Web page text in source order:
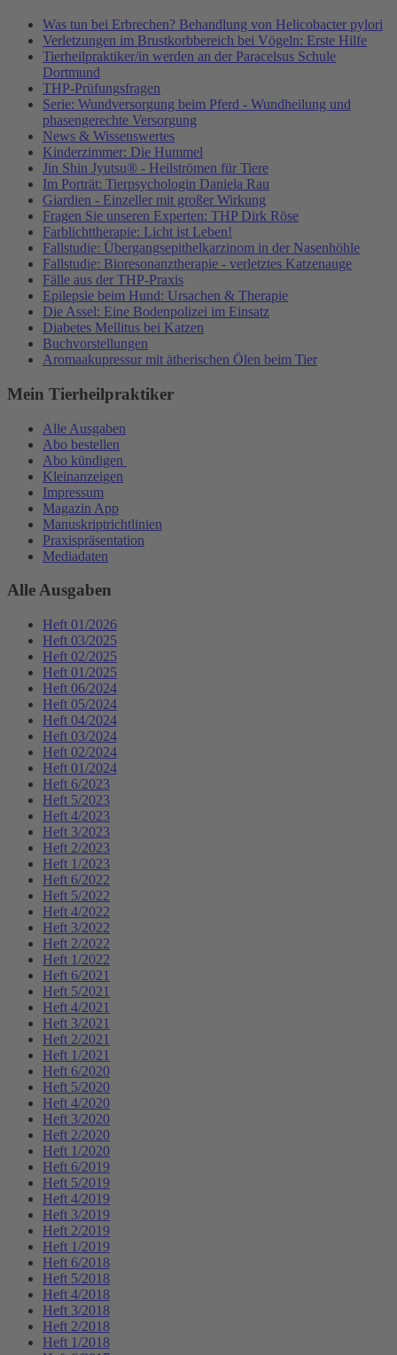
Was tun bei Erbrechen? Behandlung von Helicobacter pylori
Verletzungen im Brustkorbbereich bei Vögeln: Erste Hilfe
Tierheilpraktiker/in werden an der Paracelsus Schule
Dortmund
THP-Prüfungsfragen
Serie: Wundversorgung beim Pferd - Wundheilung und
phasengerechte Versorgung
News & Wissenswertes
Kinderzimmer: Die Hummel
Jin Shin Jyutsu® - Heilströmen für Tiere
Im Porträt: Tierpsychologin Daniela Rau
Giardien - Einzeller mit großer Wirkung
Fragen Sie unseren Experten: THP Dirk Röse
Farblichttherapie: Licht ist Leben!
Fallstudie: Übergangsepithelkarzinom in der Nasenhöhle
Fallstudie: Bioresonanztherapie - verletztes Katzenauge
Fälle aus der THP-Praxis
Epilepsie beim Hund: Ursachen & Therapie
Die Assel: Eine Bodenpolizei im Einsatz
Diabetes Mellitus bei Katzen
Buchvorstellungen
Aromaakupressur mit ätherischen Ölen beim Tier
Mein Tierheilpraktiker
Alle Ausgaben
Abo bestellen
Abo kündigen
Kleinanzeigen
Impressum
Magazin App
Manuskriptrichtlinien
Praxispräsentation
Mediadaten
Alle Ausgaben
Heft 01/2026
Heft 03/2025
Heft 02/2025
Heft 01/2025
Heft 06/2024
Heft 05/2024
Heft 04/2024
Heft 03/2024
Heft 02/2024
Heft 01/2024
Heft 6/2023
Heft 5/2023
Heft 4/2023
Heft 3/2023
Heft 2/2023
Heft 1/2023
Heft 6/2022
Heft 5/2022
Heft 4/2022
Heft 3/2022
Heft 2/2022
Heft 1/2022
Heft 6/2021
Heft 5/2021
Heft 4/2021
Heft 3/2021
Heft 2/2021
Heft 1/2021
Heft 6/2020
Heft 5/2020
Heft 4/2020
Heft 3/2020
Heft 2/2020
Heft 1/2020
Heft 6/2019
Heft 5/2019
Heft 4/2019
Heft 3/2019
Heft 2/2019
Heft 1/2019
Heft 6/2018
Heft 5/2018
Heft 4/2018
Heft 3/2018
Heft 2/2018
Heft 1/2018